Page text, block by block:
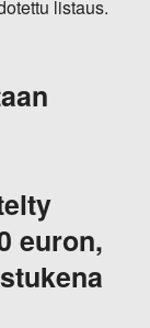
listaus.
euron,